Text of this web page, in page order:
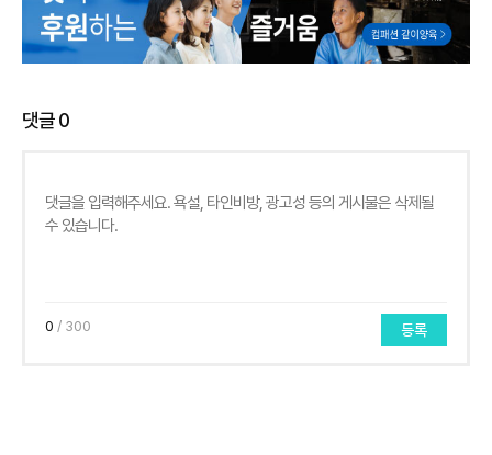
댓글0
0 / 300 등록